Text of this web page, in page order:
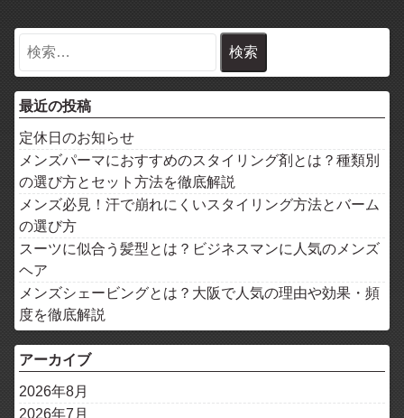
最近の投稿
定休日のお知らせ
メンズパーマにおすすめのスタイリング剤とは？種類別
の選び方とセット方法を徹底解説
メンズ必見！汗で崩れにくいスタイリング方法とバーム
の選び方
スーツに似合う髪型とは？ビジネスマンに人気のメンズ
ヘア
メンズシェービングとは？大阪で人気の理由や効果・頻
度を徹底解説
アーカイブ
2026年8月
2026年7月